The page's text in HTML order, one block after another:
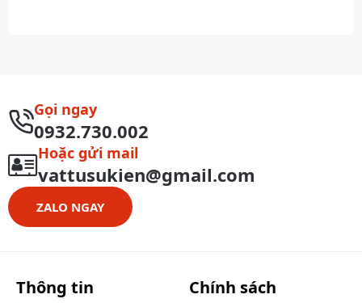
Gọi ngay
0932.730.002
Hoặc gửi mail
vattusukien@gmail.com
ZALO NGAY
Thông tin Chính sách